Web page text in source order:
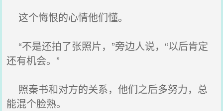
这个悔恨的心情他们懂。
“不是还拍了张照片，”旁边人说，“以后肯定
还有机会。”
照秦书和对方的关系，他们之后多努力，总
能混个脸熟。